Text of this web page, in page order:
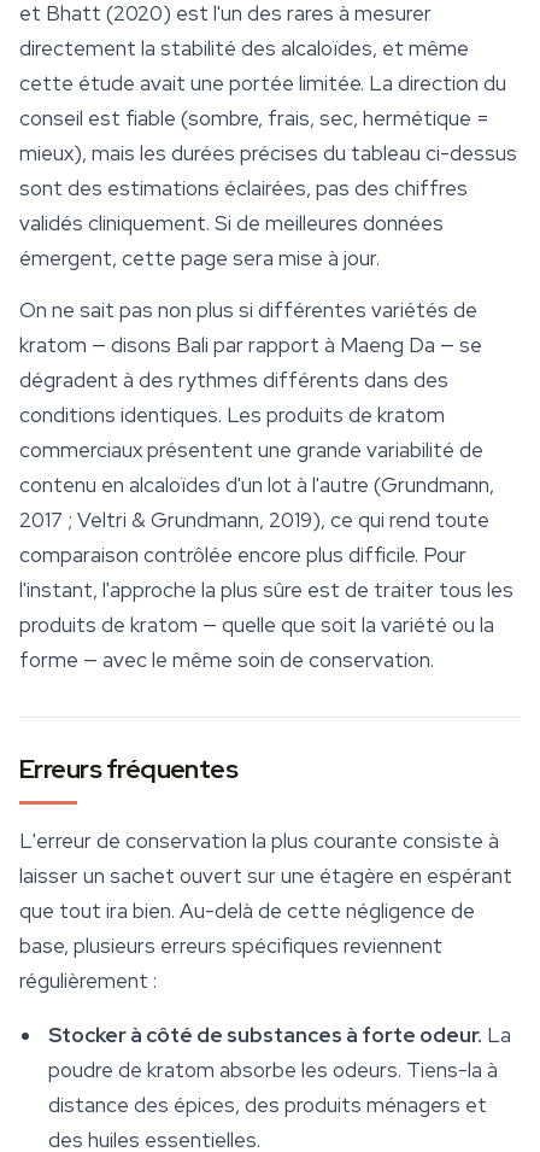
et Bhatt (2020) est l'un des rares à mesurer
directement la stabilité des alcaloïdes, et même
cette étude avait une portée limitée. La direction du
conseil est fiable (sombre, frais, sec, hermétique =
mieux), mais les durées précises du tableau ci-dessus
sont des estimations éclairées, pas des chiffres
validés cliniquement. Si de meilleures données
émergent, cette page sera mise à jour.
On ne sait pas non plus si différentes variétés de
kratom — disons Bali par rapport à Maeng Da — se
dégradent à des rythmes différents dans des
conditions identiques. Les produits de kratom
commerciaux présentent une grande variabilité de
contenu en alcaloïdes d'un lot à l'autre (Grundmann,
2017 ; Veltri & Grundmann, 2019), ce qui rend toute
comparaison contrôlée encore plus difficile. Pour
l'instant, l'approche la plus sûre est de traiter tous les
produits de kratom — quelle que soit la variété ou la
forme — avec le même soin de conservation.
Erreurs fréquentes
L'erreur de conservation la plus courante consiste à
laisser un sachet ouvert sur une étagère en espérant
que tout ira bien. Au-delà de cette négligence de
base, plusieurs erreurs spécifiques reviennent
régulièrement :
Stocker à côté de substances à forte odeur. La
poudre de kratom absorbe les odeurs. Tiens-la à
distance des épices, des produits ménagers et
des huiles essentielles.